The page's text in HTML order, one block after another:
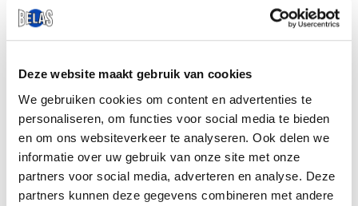
Deze website maakt gebruik van cookies
We gebruiken cookies om content en advertenties te
personaliseren, om functies voor social media te bieden
en om ons websiteverkeer te analyseren. Ook delen we
informatie over uw gebruik van onze site met onze
partners voor social media, adverteren en analyse. Deze
partners kunnen deze gegevens combineren met andere
kale metaal terugschuren. Dat kost dagen werk
en zakken vol schuurpapier. Kies voor
gewone muurverf. Die houdt het geen seizoen
vol op een balkon. Primer is geen overbodige
luxe maar echt noodzakelijk voor goede
hechting. Werk alleen bij droog weer tussen 10
en 25 graden. Te koud en de verf droogt niet
goed, te warm en je krijgt blaasjes. Twee dunne